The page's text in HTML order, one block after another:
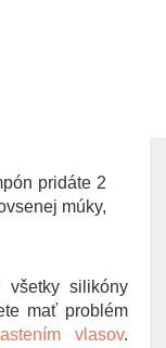
pridáte 2
múky,
silikóny
mať problém
vlasov.